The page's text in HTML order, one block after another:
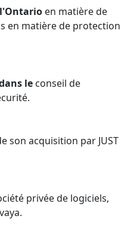
l'Ontario en matière de
en matière de protection
le conseil de
son acquisition par JUST
privée de logiciels,